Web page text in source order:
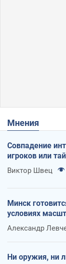
Мнения
Совпадение
игроков или
Виктор Швец
Минск
условиях
Александр
Ни оружия, ни